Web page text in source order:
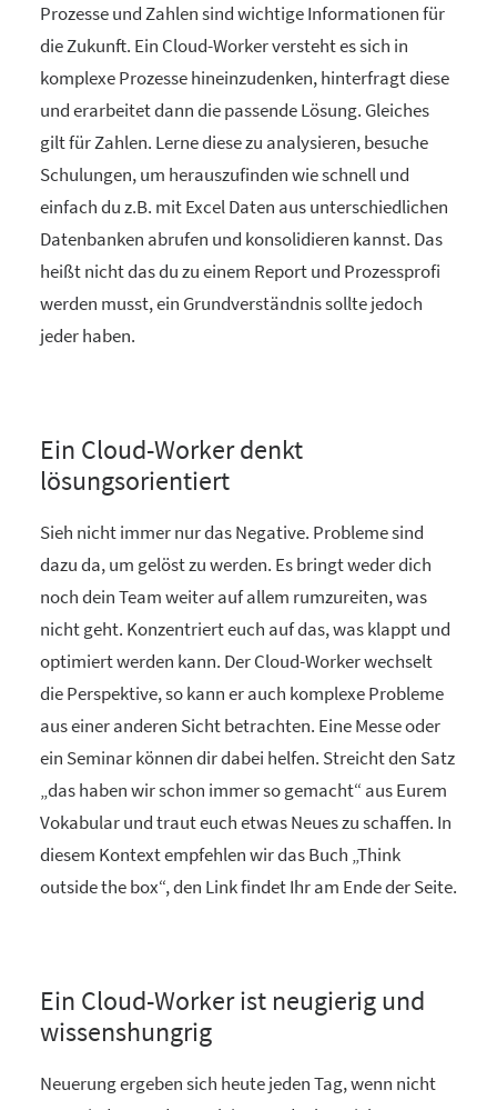
Prozesse und Zahlen sind wichtige Informationen für
die Zukunft. Ein Cloud-Worker versteht es sich in
komplexe Prozesse hineinzudenken, hinterfragt diese
und erarbeitet dann die passende Lösung. Gleiches
gilt für Zahlen. Lerne diese zu analysieren, besuche
Schulungen, um herauszufinden wie schnell und
einfach du z.B. mit Excel Daten aus unterschiedlichen
Datenbanken abrufen und konsolidieren kannst. Das
heißt nicht das du zu einem Report und Prozessprofi
werden musst, ein Grundverständnis sollte jedoch
jeder haben.
Ein Cloud-Worker denkt
lösungsorientiert
Sieh nicht immer nur das Negative. Probleme sind
dazu da, um gelöst zu werden. Es bringt weder dich
noch dein Team weiter auf allem rumzureiten, was
nicht geht. Konzentriert euch auf das, was klappt und
optimiert werden kann. Der Cloud-Worker wechselt
die Perspektive, so kann er auch komplexe Probleme
aus einer anderen Sicht betrachten. Eine Messe oder
ein Seminar können dir dabei helfen. Streicht den Satz
„das haben wir schon immer so gemacht“ aus Eurem
Vokabular und traut euch etwas Neues zu schaffen. In
diesem Kontext empfehlen wir das Buch „Think
outside the box“, den Link findet Ihr am Ende der Seite.
Ein Cloud-Worker ist neugierig und
wissenshungrig
Neuerung ergeben sich heute jeden Tag, wenn nicht